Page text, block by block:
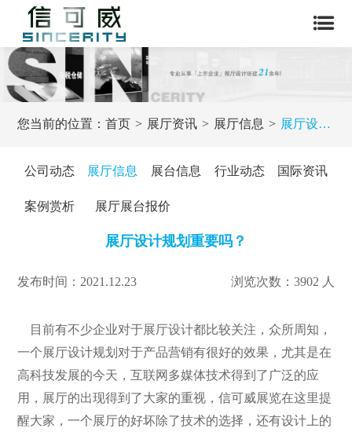
您当前的位置：首页 展厅资讯 展厅信息 展厅设计规划重要吗？
公司动态 展厅信息 展台信息 行业动态 国际资讯
案例赏析 展厅展台报价
展厅设计规划重要吗？
发布时间：2021.12.23 浏览次数：3902 人
目前有不少企业对于展厅设计都比较关注，众所周知，
一个展厅设计规划对于产品营销有很好的效果，尤其是在
高科技发展的今天，互联网多媒体技术得到了广泛的应
用，展厅的出现得到了大家的重视，信可威展览在这里提
醒大家，一个展厅的好坏除了技术的选择，还有设计上的